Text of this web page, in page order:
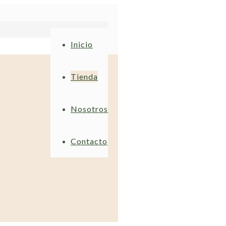
Inicio
Tienda
Nosotros
Contacto